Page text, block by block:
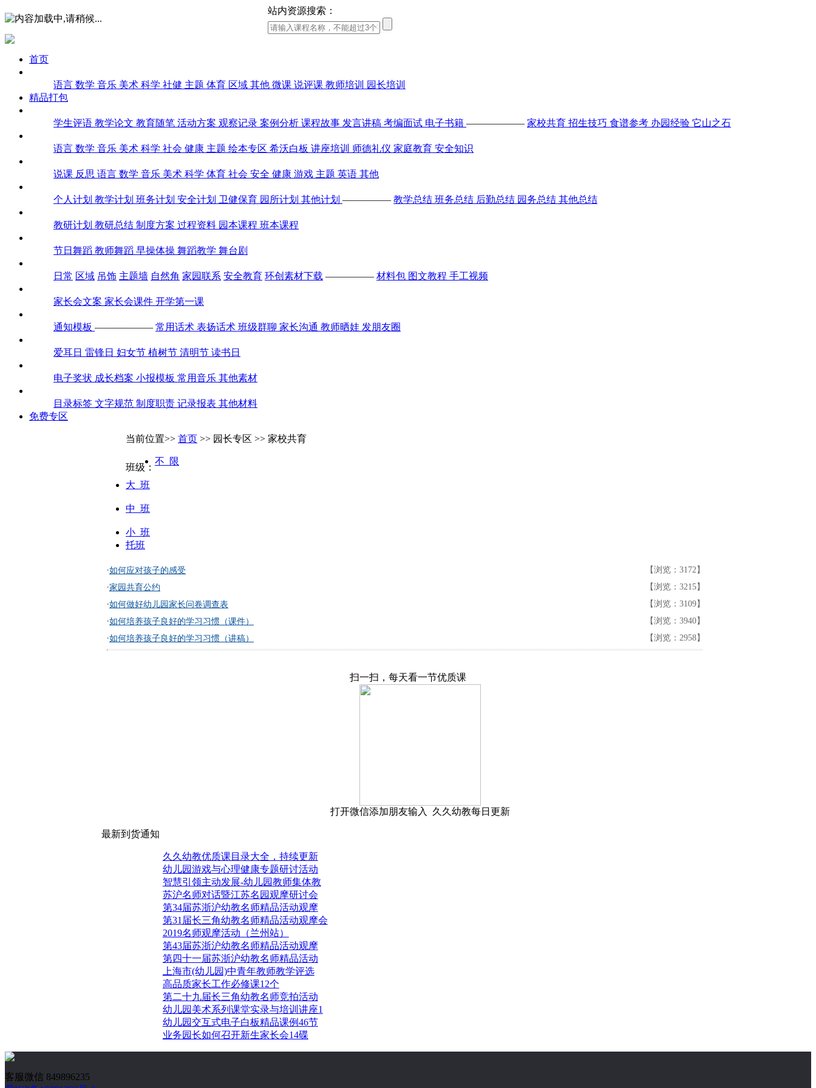
站内资源搜索：
首页
语言 数学 音乐 美术 科学 社健 主题 体育 区域 其他 微课 说评课 教师培训
园长培训
精品打包
学生评语 教学论文 教育随笔 活动方案 观察记录 案例分析 课程故事 发言讲稿 考编面试 电子书籍 —————— 家校共育 招生技巧 食谱参考 办园经验 它山之石
语言 数学 音乐 美术 科学 社会 健康 主题 绘本专区 希沃白板 讲座培训 师德礼仪 家庭教育 安全知识
说课 反思 语言 数学 音乐 美术 科学 体育 社会 安全 健康 游戏 主题 英语 其他
个人计划 教学计划 班务计划 安全计划 卫健保育 园所计划 其他计划 ————— 教学总结 班务总结 后勤总结 园务总结 其他总结
教研计划 教研总结 制度方案 过程资料 园本课程 班本课程
节日舞蹈 教师舞蹈 早操体操 舞蹈教学 舞台剧
日常 区域 吊饰 主题墙 自然角 家园联系 安全教育 环创素材下载 ————— 材料包 图文教程 手工视频
家长会文案 家长会课件 开学第一课
通知模板 —————— 常用话术 表扬话术 班级群聊 家长沟通 教师晒娃 发朋友圈
爱耳日 雷锋日 妇女节 植树节 清明节 读书日
电子奖状 成长档案 小报模板 常用音乐 其他素材
目录标签 文字规范 制度职责 记录报表 其他材料
免费专区
当前位置>> 首页 >> 园长专区 >> 家校共育
班级：
不 限
大 班
中 班
小 班
托班
·如何应对孩子的感受 【浏览：3172】
·家园共育公约 【浏览：3215】
·如何做好幼儿园家长问卷调查表 【浏览：3109】
·如何培养孩子良好的学习习惯（课件） 【浏览：3940】
·如何培养孩子良好的学习习惯（讲稿） 【浏览：2958】
扫一扫，每天看一节优质课
打开微信添加朋友输入 久久幼教每日更新
最新到货通知
久久幼教优质课目录大全，持续更新
幼儿园游戏与心理健康专题研讨活动
智慧引领主动发展-幼儿园教师集体教
苏沪名师对话暨江苏名园观摩研讨会
第34届苏浙沪幼教名师精品活动观摩
第31届长三角幼教名师精品活动观摩会
2019名师观摩活动（兰州站）
第43届苏浙沪幼教名师精品活动观摩
第四十一届苏浙沪幼教名师精品活动
上海市(幼儿园)中青年教师教学评选
高品质家长工作必修课12个
第二十九届长三角幼教名师竞拍活动
幼儿园美术系列课堂实录与培训讲座1
幼儿园交互式电子白板精品课例46节
业务园长如何召开新生家长会14碟
客服微信 849896235